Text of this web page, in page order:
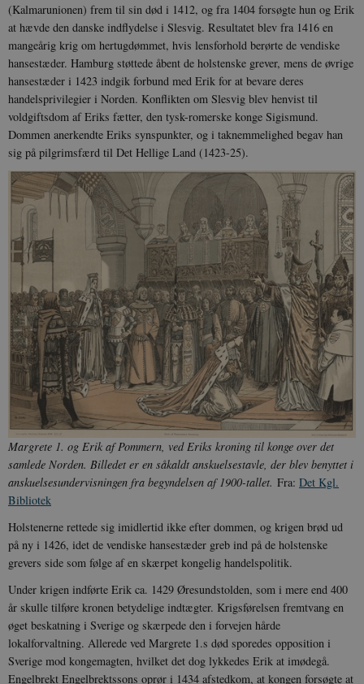
(Kalmarunionen) frem til sin død i 1412, og fra 1404 forsøgte hun og Erik
at hævde den danske indflydelse i Slesvig. Resultatet blev fra 1416 en
mangeårig krig om hertugdømmet, hvis lensforhold berørte de vendiske
hansestæder. Hamburg støttede åbent de holstenske grever, mens de øvrige
hansestæder i 1423 indgik forbund med Erik for at bevare deres
handelsprivilegier i Norden. Konflikten om Slesvig blev henvist til
voldgiftsdom af Eriks fætter, den tysk-romerske konge Sigismund.
Dommen anerkendte Eriks synspunkter, og i taknemmelighed begav han
sig på pilgrimsfærd til Det Hellige Land (1423-25).
Margrete 1. og Erik af Pommern, ved Eriks kroning til konge over det
samlede Norden. Billedet er en såkaldt anskuelsestavle, der blev benyttet i
anskuelsesundervisningen fra begyndelsen af 1900-tallet. Fra: Det Kgl.
Bibliotek
Holstenerne rettede sig imidlertid ikke efter dommen, og krigen brød ud
på ny i 1426, idet de vendiske hansestæder greb ind på de holstenske
grevers side som følge af en skærpet kongelig handelspolitik.
Under krigen indførte Erik ca. 1429 Øresundstolden, som i mere end 400
år skulle tilføre kronen betydelige indtægter. Krigsførelsen fremtvang en
øget beskatning i Sverige og skærpede den i forvejen hårde
lokalforvaltning. Allerede ved Margrete 1.s død sporedes opposition i
Sverige mod kongemagten, hvilket det dog lykkedes Erik at imødegå.
Engelbrekt Engelbrektssons oprør i 1434 afstedkom, at kongen forsøgte at